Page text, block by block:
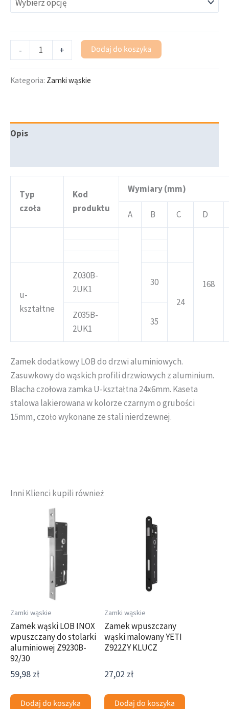
- + Dodaj do koszyka
Kategoria: Zamki wąskie
Opis
Typ
czoła
Kod
produktu
Wymiary (mm)
A B C D
168
u-
kształtne
Z030B-
2UK1
30
24
Z035B-
2UK1
35
Zamek dodatkowy LOB do drzwi aluminiowych.
Zasuwkowy do wąskich profili drzwiowych z aluminium.
Blacha czołowa zamka U-kształtna 24x6mm. Kaseta
stalowa lakierowana w kolorze czarnym o grubości
15mm, czoło wykonane ze stali nierdzewnej.
Inni Klienci kupili również
Zamki wąskie
Zamek wąski LOB INOX
wpuszczany do stolarki
aluminiowej Z9230B-
92/30
59,98 zł
Dodaj do koszyka
Zamki wąskie
Zamek wpuszczany
wąski malowany YETI
Z922ZY KLUCZ
27,02 zł
Dodaj do koszyka